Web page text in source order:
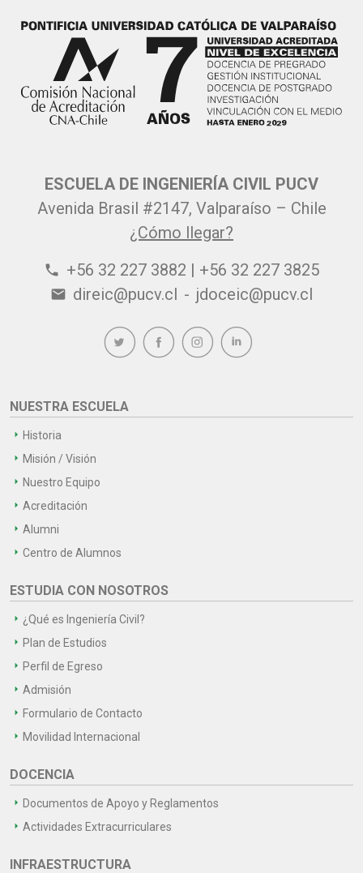
ESCUELA DE INGENIERÍA CIVIL PUCV
Avenida Brasil #2147, Valparaíso – Chile
¿Cómo llegar?
phone +56 32 227 3882 | +56 32 227 3825
email direic@pucv.cl - jdoceic@pucv.cl
NUESTRA ESCUELA
Historia
Misión / Visión
Nuestro Equipo
Acreditación
Alumni
Centro de Alumnos
ESTUDIA CON NOSOTROS
¿Qué es Ingeniería Civil?
Plan de Estudios
Perfil de Egreso
Admisión
Formulario de Contacto
Movilidad Internacional
DOCENCIA
Documentos de Apoyo y Reglamentos
Actividades Extracurriculares
INFRAESTRUCTURA